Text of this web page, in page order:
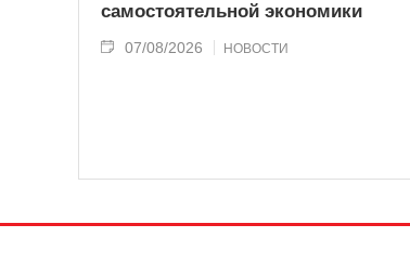
самостоятельной экономики
07/08/2026 НОВОСТИ